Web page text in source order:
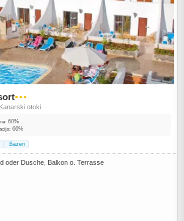
●●●
otoki
60%
66%
Bazen
oder Dusche, Balkon o. Terrasse